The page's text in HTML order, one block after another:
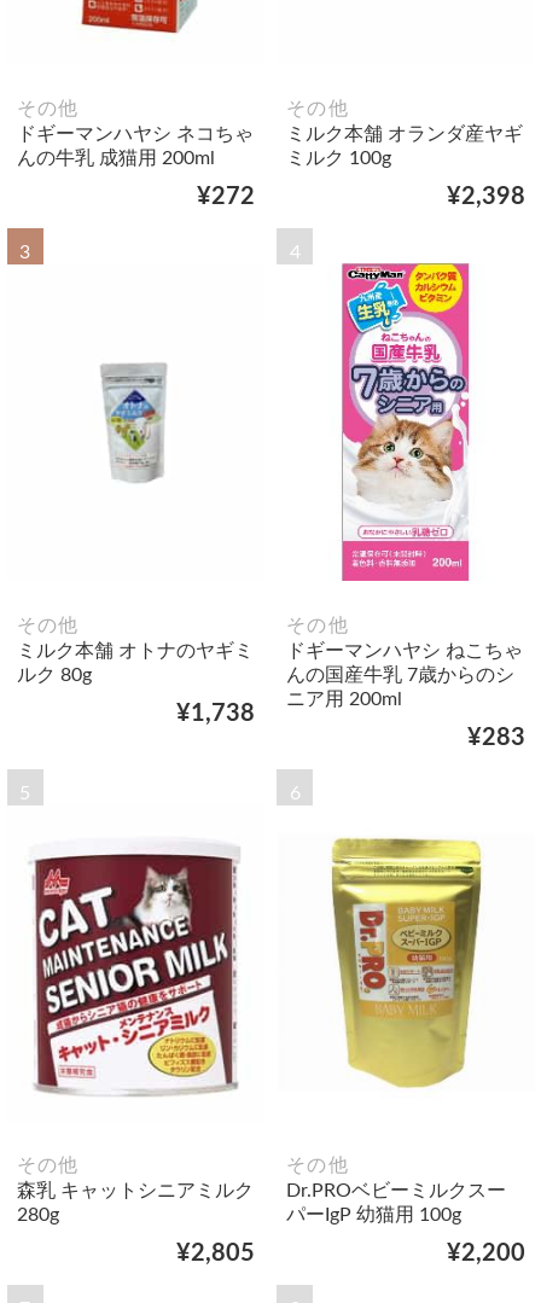
その他
ドギーマンハヤシ ネコちゃ
んの牛乳 成猫用 200ml
¥272
その他
ミルク本舗 オランダ産ヤギ
ミルク 100g
¥2,398
3
その他
ミルク本舗 オトナのヤギミ
ルク 80g
¥1,738
4
その他
ドギーマンハヤシ ねこちゃ
んの国産牛乳 7歳からのシ
ニア用 200ml
¥283
5
その他
森乳 キャットシニアミルク
280g
¥2,805
6
その他
Dr.PROベビーミルクスー
パーIgP 幼猫用 100g
¥2,200